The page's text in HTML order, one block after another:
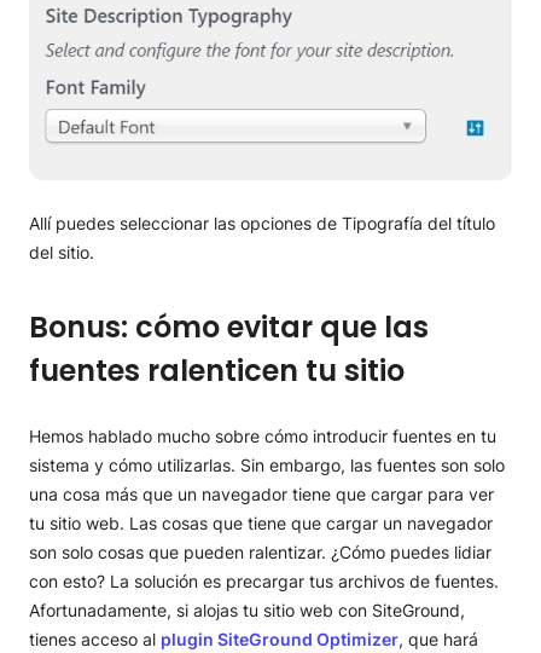
Allí puedes seleccionar las opciones de Tipografía del título
del sitio.
Bonus: cómo evitar que las
fuentes ralenticen tu sitio
Hemos hablado mucho sobre cómo introducir fuentes en tu
sistema y cómo utilizarlas. Sin embargo, las fuentes son solo
una cosa más que un navegador tiene que cargar para ver
tu sitio web. Las cosas que tiene que cargar un navegador
son solo cosas que pueden ralentizar. ¿Cómo puedes lidiar
con esto? La solución es precargar tus archivos de fuentes.
Afortunadamente, si alojas tu sitio web con SiteGround,
tienes acceso al plugin SiteGround Optimizer, que hará